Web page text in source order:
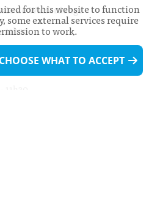
de Walferdange
for this website to function
external services require
to work.
CHOOSE WHAT TO ACCEPT